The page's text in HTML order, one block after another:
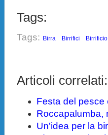
Tags:
Tags: Birra Birrifici
Articoli correlati:
Festa del pesce
Roccapalumba,
Un'idea per la